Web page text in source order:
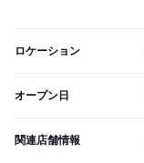
ロケーション
オープン日
関連店舗情報